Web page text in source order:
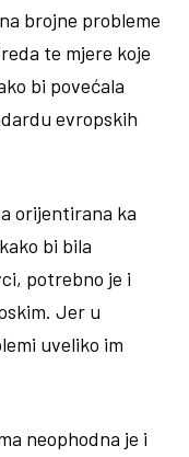
brojne probleme
te mjere koje
bi povećala
evropskih
orijentirana ka
bi bila
potrebno je i
Jer u
uveliko im
neophodna je i